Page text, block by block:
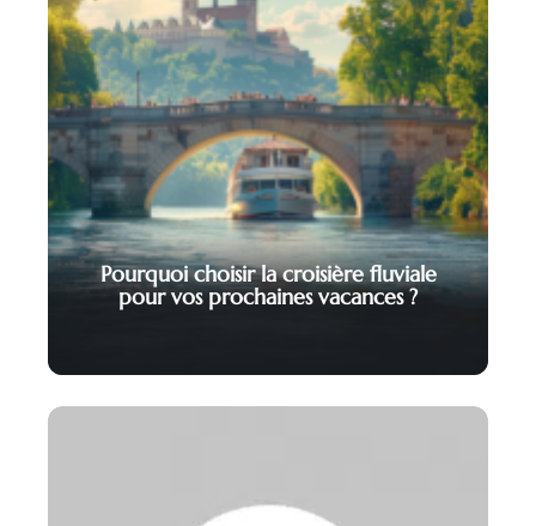
Pourquoi choisir la croisière fluviale
pour vos prochaines vacances ?